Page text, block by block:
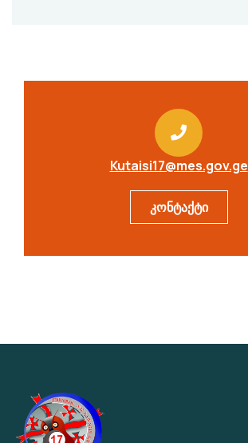
Kutaisi17@mes.gov.ge
კონტაქტი